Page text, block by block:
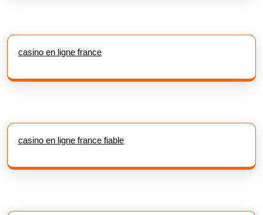
casino en ligne france
casino en ligne france fiable